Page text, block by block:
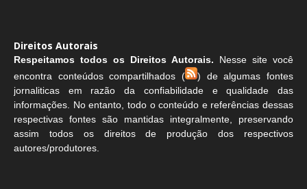
Direitos Autorais
Respeitamos todos os Direitos Autorais. Nesse site você
encontra conteúdos compartilhados (
) de algumas fontes
jornaliticas em razão da confiabilidade e qualidade das
informações. No entanto, todo o conteúdo e referências dessas
respectivas fontes são mantidas integralmente, preservando
assim todos os direitos de produção dos respectivos
autores/produtores.